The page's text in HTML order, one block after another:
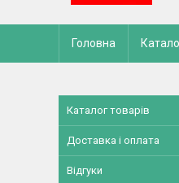
Головна
Каталог товарів
Доставка і оплата
Відгуки